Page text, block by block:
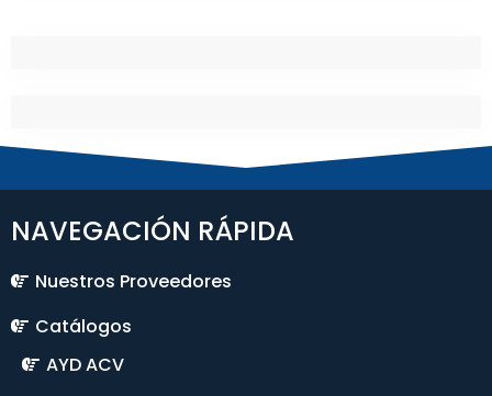
NAVEGACIÓN RÁPIDA
Nuestros Proveedores
Catálogos
AYD ACV